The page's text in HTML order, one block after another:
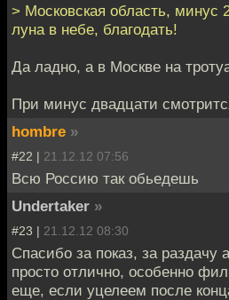
> Московская область, минус
луна в небе, благодать!
Да ладно, а в Москве на
При минус двадцати
hombre »
#22 | 21.12.12 07:56
Всю Россию так обьедешь
Undertaker »
#23 | 21.12.12 08:30
Спасибо за показ, за раздачу
просто отлично, особенно
еще, если уцелеем после